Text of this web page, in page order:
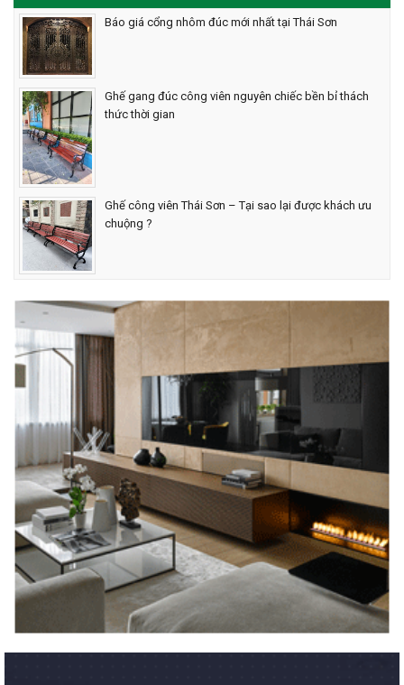
Báo giá cổng nhôm đúc mới nhất tại Thái Sơn
Ghế gang đúc công viên nguyên chiếc bền bỉ thách
thức thời gian
Ghế công viên Thái Sơn – Tại sao lại được khách ưu
chuộng ?